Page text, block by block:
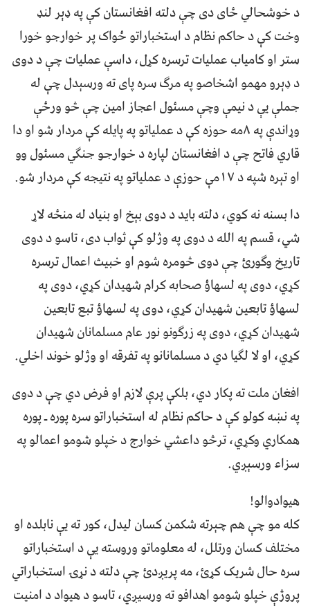
د خوشحالي ځای دی چې دلته افغانستان کې په ډېر لنډ
وخت کې د حاکم نظام د استخباراتو ځواک پر خوارجو خورا
ستر او کامیاب عملیات ترسره کړل، داسې عملیات چې د دوی
د ډېرو مهمو اشخاصو په مرګ سره پای ته ورسېدل چې له
جملې یې د نیمې وچې مسئول اعجاز امین چې څو ورځې
وړاندې په ۸مه حوزه کې د عملیاتو په پایله کې مردار شو او دا
قاري فاتح چې د افغانستان لپاره د خوارجو جنګي مسئول وو
او تېره شپه د ۱۷مې حوزې د عملیاتو په نتیجه کې مردار شو.
دا بسنه نه کوي، دلته بايد د دوی بېخ او بنیاد له منځه لاړ
شي، قسم په الله د دوی په وژلو کې ثواب دی، تاسو د دوی
تاریخ وګورئ چې دوی څومره شوم او خبیث اعمال ترسره
کړي، دوی په لسهاؤ صحابه کرام شهیدان کړي، دوی په
لسهاؤ تابعین شهیدان کړي، دوی په لسهاؤ تبع تابعین
شهیدان کړي، دوی په زرګونو نور عام مسلمانان شهیدان
کړي، او لا لګیا دي د مسلمانانو په تفرقه او وژلو خوند اخلي.
افغان ملت ته پکار دي، بلکې پرې لازم او فرض دي چې د دوی
په نښه کولو کې د حاکم نظام له استخباراتو سره پوره ـ پوره
همکاري وکړي، ترڅو داعشي خوارج د خپلو شومو اعمالو په
سزاء ورسېږي.
‏هیوادوالو!
کله مو چې هم چېرته شکمن کسان ليدل، کور ته يې نابلده او
مختلف کسان ورتلل، له معلوماتو وروسته يې د استخباراتو
سره حال شريک کړئ، مه پريږدئ چې دلته د نړۍ استخباراتي
پروژې خپلو شومو اهدافو ته ورسيږي، تاسو د هیواد د امنيت